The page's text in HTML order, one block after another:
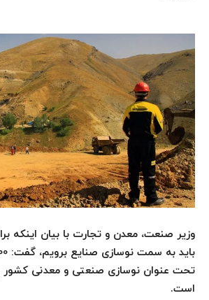
وزیر صنعت، معدن و تجارت با بیان اینکه
تحت عنوان نوسازی صنعتی و معدنی
است.